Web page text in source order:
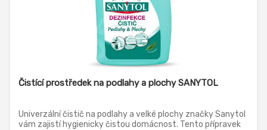
Čistící prostředek na podlahy a plochy SANYTOL
Univerzální čistič na podlahy a velké plochy značky Sanytol
vám zajistí hygienicky čistou domácnost. Tento přípravek